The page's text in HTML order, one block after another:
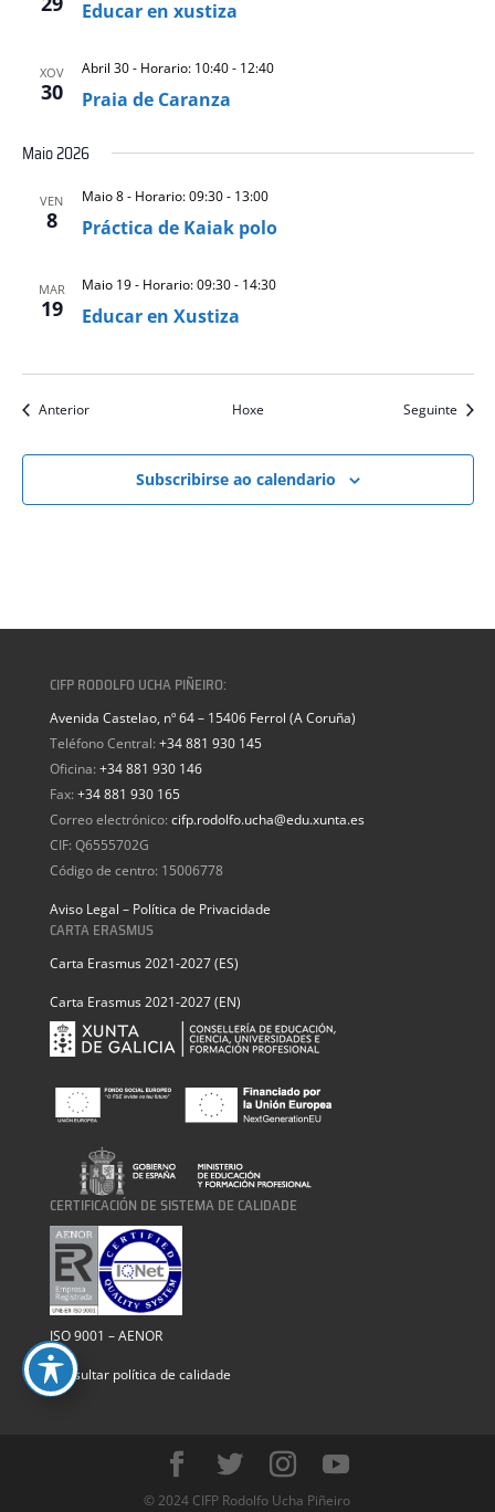
Educar en xustiza
XOV
30 Praia de Caranza
Abril 30 - Horario: 10:40- 12:40
Maio 2026
VEN
8 Práctica de Kaiak polo
Maio 8 - Horario: 09:30- 13:00
MAR
19 Educar en Xustiza
Maio 19 - Horario: 09:30- 14:30
Anterioreventos Hoxe Seguinte
Subscribirse ao calendario
CIFP RODOLFO UCHA PIÑEIRO:
Avenida Castelao, nº 64 – 15406 Ferrol (A Coruña)
Teléfono Central: +34 881 930 145
Oficina: +34 881 930 146
Fax: +34 881 930 165
Correo electrónico: cifp.rodolfo.ucha@edu.xunta.es
CIF: Q6555702G
Código de centro: 15006778
Aviso Legal – Política de Privacidade
CARTA ERASMUS
Carta Erasmus 2021-2027 (ES)
Carta Erasmus 2021-2027 (EN)
CERTIFICACIÓN DE SISTEMA DE CALIDADE
ISO 9001 – AENOR
Consultar política de calidade
© 2024 CIFP Rodolfo Ucha Piñeiro